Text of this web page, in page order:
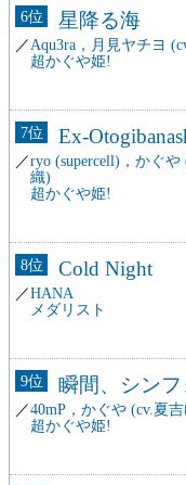
6 星降る海
Aqu3ra，月見ヤチヨ
超かぐや姫!
7 Ex-
ryo (supercell)，かぐ
織)
超かぐや姫!
8 Cold Night
HANA
メダリスト
9 瞬間、シンフ
40mP，かぐや (cv.夏
超かぐや姫!